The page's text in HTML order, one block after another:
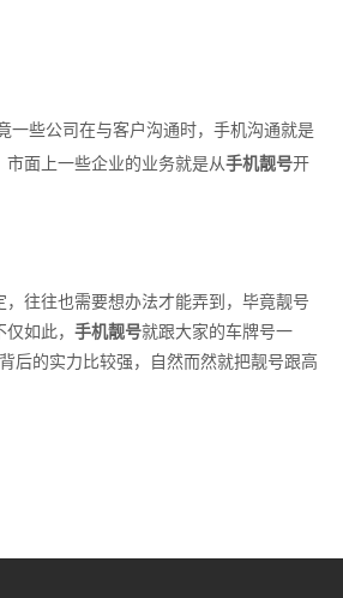
一些公司在与客户沟通时，手机沟通就是
面上一些企业的业务就是从手机靓号开
，往往也需要想办法才能弄到，毕竟靓号
如此， 手机靓号就跟大家的车牌号一
后的实力比较强，自然而然就把靓号跟高